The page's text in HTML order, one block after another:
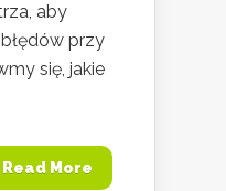
aby
przy
się, jakie
Read More